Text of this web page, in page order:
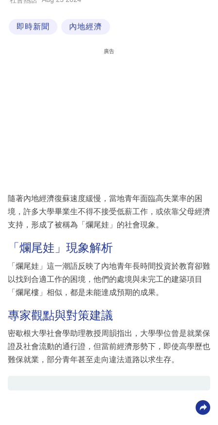
科
區
即時新聞 內地經濟
廣告
隨著內地經濟復蘇速度緩慢，當地青年面臨高失業率的困
境，許多大學畢業生不得不接受低薪工作，或依靠父母經濟
支持，形成了被稱為「爛尾娃」的社會現象。
「爛尾娃」現象解析
「爛尾娃」這一潮語反映了內地青年長時間投資於教育卻難
以找到合適工作的困境，他們的處境與未完工的建築項目
「爛尾樓」相似，都是未能達成預期的成果。
專家觀點與對策建議
密歇根大學社會學助理教授周韻指出，大學學位曾是就業保
證及社會流動的通行證，但當前經濟形勢下，即使高學歷也
難保就業，部分青年甚至走向違法道路以求生存。